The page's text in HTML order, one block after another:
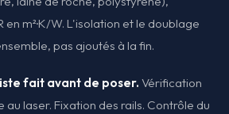
en m²·K/W. L'isolation et le doublage
pas ajoutés à la fin.
fait avant de poser. Vérification
au laser. Fixation des rails. Contrôle du